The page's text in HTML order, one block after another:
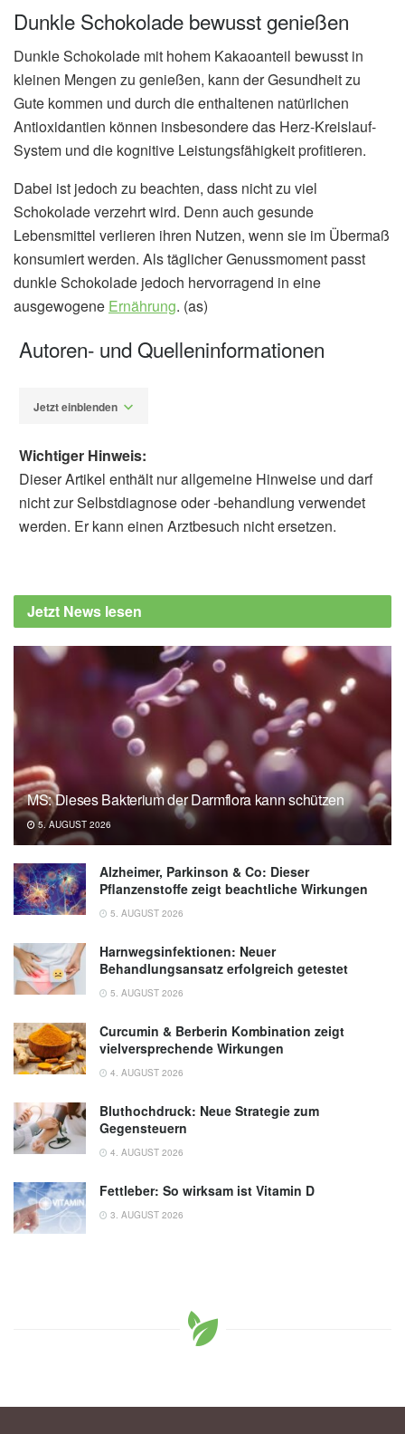
Dunkle Schokolade bewusst genießen
Dunkle Schokolade mit hohem Kakaoanteil bewusst in
kleinen Mengen zu genießen, kann der Gesundheit zu
Gute kommen und durch die enthaltenen natürlichen
Antioxidantien können insbesondere das Herz-Kreislauf-
System und die kognitive Leistungsfähigkeit profitieren.
Dabei ist jedoch zu beachten, dass nicht zu viel
Schokolade verzehrt wird. Denn auch gesunde
Lebensmittel verlieren ihren Nutzen, wenn sie im Übermaß
konsumiert werden. Als täglicher Genussmoment passt
dunkle Schokolade jedoch hervorragend in eine
ausgewogene Ernährung. (as)
Autoren- und Quelleninformationen
Jetzt einblenden
Benefits of Dark Chocolate (veröffentlicht
03.07.2025),
Wichtiger Hinweis:
Dieser Artikel enthält nur allgemeine Hinweise und darf
nicht zur Selbstdiagnose oder -behandlung verwendet
werden. Er kann einen Arztbesuch nicht ersetzen.
Jetzt News lesen
MS: Dieses Bakterium der Darmflora kann schützen
5. AUGUST 2026
Alzheimer, Parkinson & Co: Dieser
Pflanzenstoffe zeigt beachtliche Wirkungen
5. AUGUST 2026
Harnwegsinfektionen: Neuer
Behandlungsansatz erfolgreich getestet
5. AUGUST 2026
Curcumin & Berberin Kombination zeigt
vielversprechende Wirkungen
4. AUGUST 2026
Bluthochdruck: Neue Strategie zum
Gegensteuern
4. AUGUST 2026
Fettleber: So wirksam ist Vitamin D
3. AUGUST 2026